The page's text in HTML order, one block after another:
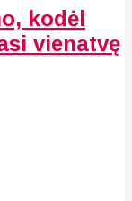
kodėl
vienatvę